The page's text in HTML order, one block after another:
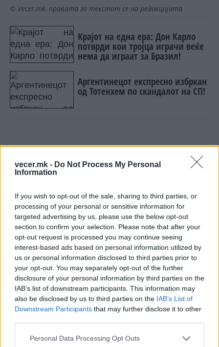
vecer.mk - Do Not Process My Personal
Information
If you wish to opt-out of the sale, sharing to third parties, or
processing of your personal or sensitive information for
targeted advertising by us, please use the below opt-out
section to confirm your selection. Please note that after your
opt-out request is processed you may continue seeing
interest-based ads based on personal information utilized by
us or personal information disclosed to third parties prior to
your opt-out. You may separately opt-out of the further
disclosure of your personal information by third parties on the
IAB’s list of downstream participants. This information may
also be disclosed by us to third parties on the IAB’s List of
Downstream Participants that may further disclose it to other
Personal Data Processing Opt Outs
© Vecer.mk, правата за текстот се на редакцијата
Крајот на една ера: Дон Карло
потврди кои тројца играчи веќе
нема да играат за Бразил!
Аргентинецот експресно избркан
од Тотенхем по скандалот на СП!
КАВАЧКИ КЛАН (ФОТО)
(Видео) СНИМКА СО ПАРИ КОИ
ЈА НАПУШТААТ АЛБАНИЈА, се
тврди дека се на Еди Рама
Ахмети кажа што го мачи:
СЛУШАМ, САКААТ ДА СЕ СУДИ
ЗА ВОЕНИТЕ ЗЛОСТРОСТВА НА
УЧК...
ТЕЖОК ДЕН И ЈАВНО
ДЕМОЛИРАЊЕ НА ФИЛИПЧЕ:
Мицкоски откри дека
човекот појма нема од
ништо, освен за кеш
Црна Гора ја уапси жената која
КУЧЕ РАСПАРЧЕНО ОД